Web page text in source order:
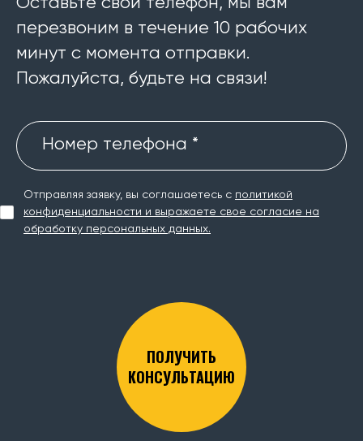
перезвоним в течение 10 рабочих
минут с момента отправки.
Пожалуйста, будьте на связи!
Номер телефона *
Отправляя заявку, вы соглашаетесь с политикой
конфиденциальности и выражаете свое согласие на
обработку персональных данных.
ПОЛУЧИТЬ
КОНСУЛЬТАЦИЮ